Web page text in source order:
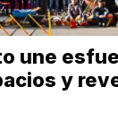
une
y